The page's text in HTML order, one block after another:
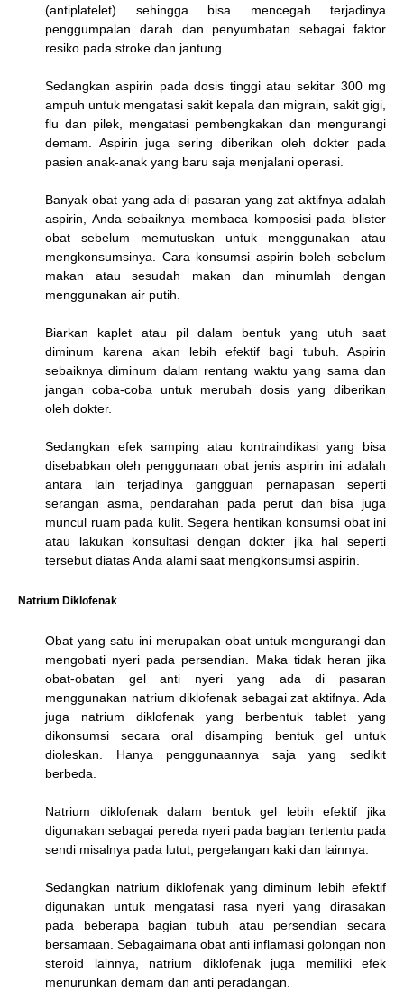
(antiplatelet) sehingga bisa mencegah terjadinya
penggumpalan darah dan penyumbatan sebagai faktor
resiko pada stroke dan jantung.
Sedangkan aspirin pada dosis tinggi atau sekitar 300 mg
ampuh untuk mengatasi sakit kepala dan migrain, sakit gigi,
flu dan pilek, mengatasi pembengkakan dan mengurangi
demam. Aspirin juga sering diberikan oleh dokter pada
pasien anak-anak yang baru saja menjalani operasi.
Banyak obat yang ada di pasaran yang zat aktifnya adalah
aspirin, Anda sebaiknya membaca komposisi pada blister
obat sebelum memutuskan untuk menggunakan atau
mengkonsumsinya. Cara konsumsi aspirin boleh sebelum
makan atau sesudah makan dan minumlah dengan
menggunakan air putih.
Biarkan kaplet atau pil dalam bentuk yang utuh saat
diminum karena akan lebih efektif bagi tubuh. Aspirin
sebaiknya diminum dalam rentang waktu yang sama dan
jangan coba-coba untuk merubah dosis yang diberikan
oleh dokter.
Sedangkan efek samping atau kontraindikasi yang bisa
disebabkan oleh penggunaan obat jenis aspirin ini adalah
antara lain terjadinya gangguan pernapasan seperti
serangan asma, pendarahan pada perut dan bisa juga
muncul ruam pada kulit. Segera hentikan konsumsi obat ini
atau lakukan konsultasi dengan dokter jika hal seperti
tersebut diatas Anda alami saat mengkonsumsi aspirin.
Natrium Diklofenak
Obat yang satu ini merupakan obat untuk mengurangi dan
mengobati nyeri pada persendian. Maka tidak heran jika
obat-obatan gel anti nyeri yang ada di pasaran
menggunakan natrium diklofenak sebagai zat aktifnya. Ada
juga natrium diklofenak yang berbentuk tablet yang
dikonsumsi secara oral disamping bentuk gel untuk
dioleskan. Hanya penggunaannya saja yang sedikit
berbeda.
Natrium diklofenak dalam bentuk gel lebih efektif jika
digunakan sebagai pereda nyeri pada bagian tertentu pada
sendi misalnya pada lutut, pergelangan kaki dan lainnya.
Sedangkan natrium diklofenak yang diminum lebih efektif
digunakan untuk mengatasi rasa nyeri yang dirasakan
pada beberapa bagian tubuh atau persendian secara
bersamaan. Sebagaimana obat anti inflamasi golongan non
steroid lainnya, natrium diklofenak juga memiliki efek
menurunkan demam dan anti peradangan.